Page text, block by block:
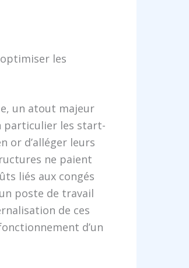
les
un atout majeur
particulier les start-
or d’alléger leurs
ne paient
liés aux congés
poste de travail
de ces
d’un